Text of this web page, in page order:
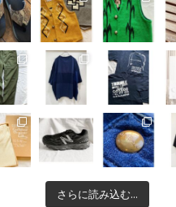
さらに読み込む...